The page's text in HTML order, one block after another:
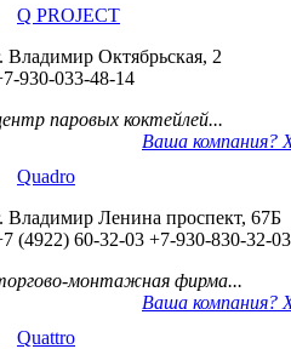
Q PROJECT
Владимир Октябрьская, 2
930-033-48-14
паровых коктейлей...
Ваша компания?
Quadro
Владимир Ленина проспект, 67Б
(4922) 60-32-03 +7-930-830-32-03
монтажная фирма...
Ваша компания?
Quattro